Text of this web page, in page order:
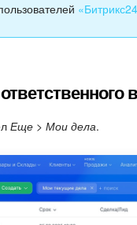
Еще > Мои дела.